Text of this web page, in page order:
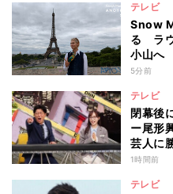
テレビ
Snow
る ラ
小山へ
5分前
テレビ
閉幕後
ー尾形
芸人に
開幕『
1時間前
テレビ